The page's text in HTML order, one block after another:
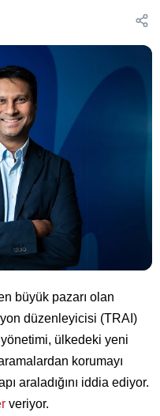
büyük pazarı olan
düzenleyicisi (TRAI)
ülkedeki yeni
korumayı
araladığını iddia ediyor.
veriyor.